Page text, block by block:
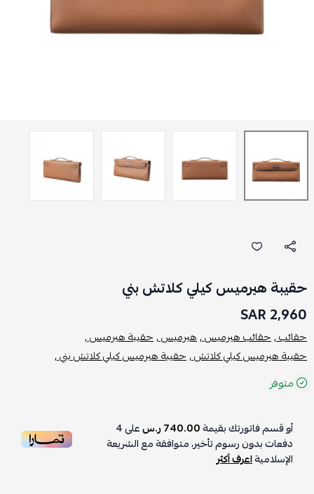
حقيبة هيرميس كيلي كلاتش بني
2,960 SAR
حقائب ,حقائب هيرميس ,هيرميس ,حقيبة هيرميس ,
حقيبة هيرميس كيلي كلاتش ,حقيبة هيرميس كيلي كلاتش بني ,
متوفر
أو قسم فاتورتك بقيمة740.00 ر.س على4
دفعات بدون رسوم تأخير، متوافقة مع الشريعة
الإسلاميةاعرف أكثر